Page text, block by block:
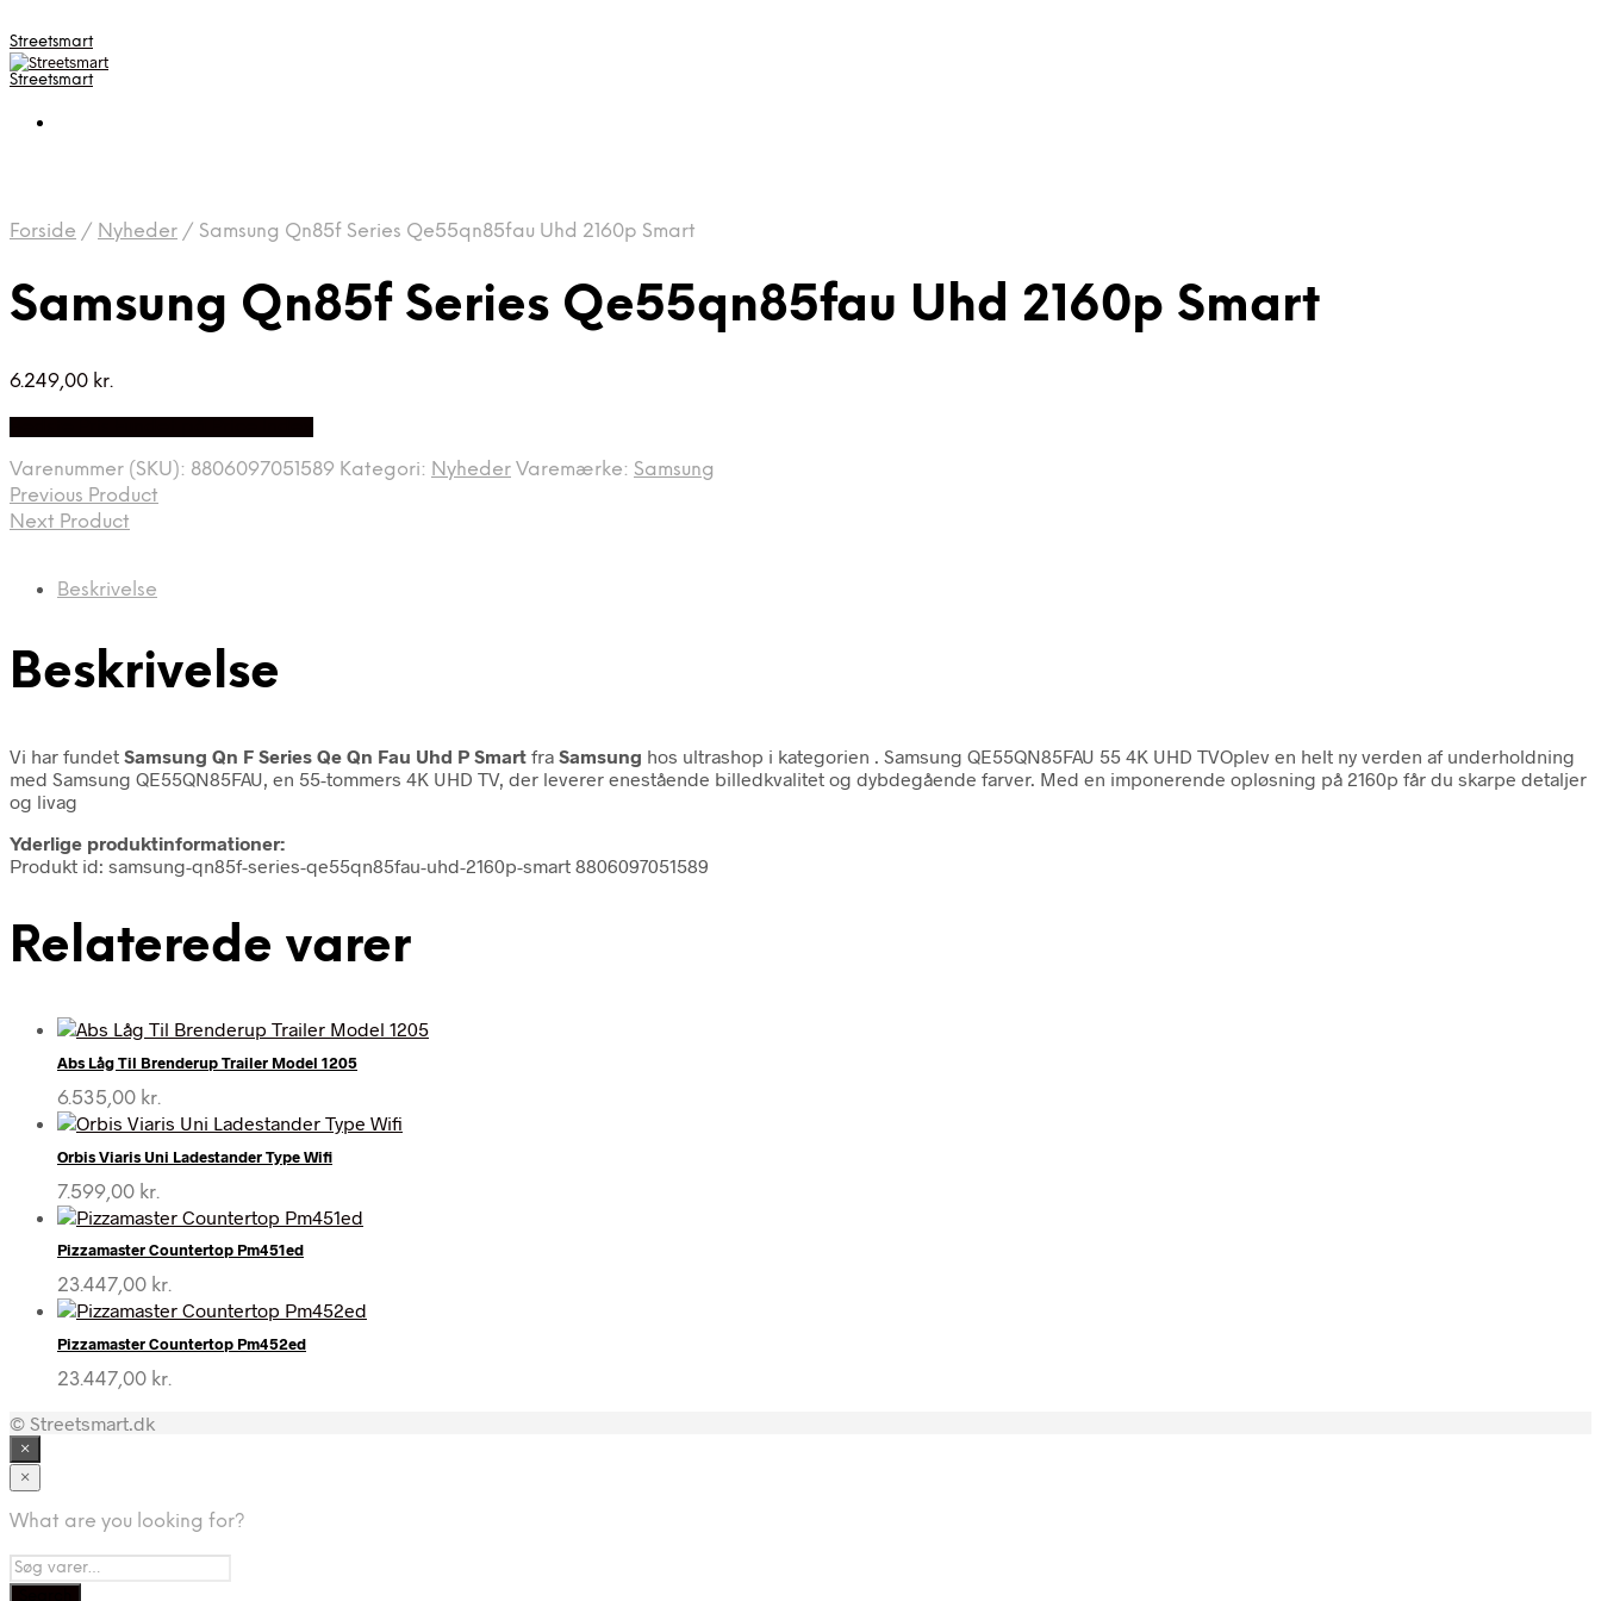
Streetsmart
Streetsmart
Forside / Nyheder / Samsung Qn85f Series Qe55qn85fau Uhd 2160p Smart
Samsung Qn85f Series Qe55qn85fau Uhd 2160p Smart
6.249,00 kr.
Varenummer (SKU): 8806097051589 Kategori: Nyheder Varemærke: Samsung
Previous Product
Next Product
Beskrivelse
Beskrivelse
Vi har fundet Samsung Qn F Series Qe Qn Fau Uhd P Smart fra Samsung hos ultrashop i kategorien
. Samsung QE55QN85FAU 55 4K UHD TVOplev en helt ny verden af underholdning
med Samsung QE55QN85FAU, en 55-tommers 4K UHD TV, der leverer enestående billedkvalitet og dybdegående farver. Med en imponerende opløsning på 2160p får du skarpe detaljer
og livag
Yderlige produktinformationer:
Produkt id: samsung-qn85f-series-qe55qn85fau-uhd-2160p-smart 8806097051589
Relaterede varer
Abs Låg Til Brenderup Trailer Model 1205
6.535,00 kr.
Orbis Viaris Uni Ladestander Type Wifi
7.599,00 kr.
Pizzamaster Countertop Pm451ed
23.447,00 kr.
Pizzamaster Countertop Pm452ed
23.447,00 kr.
© Streetsmart.dk
×
×
What are you looking for?